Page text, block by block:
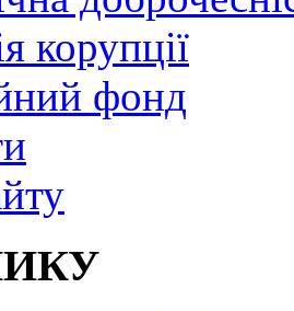
корупції
фонд